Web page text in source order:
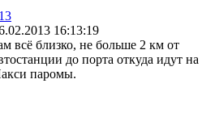
16:13:19
всё близко, не больше 2 км от
до порта откуда идут на
паромы.